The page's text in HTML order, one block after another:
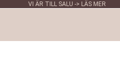
VI ÄR TILL SALU -> LÄS MER